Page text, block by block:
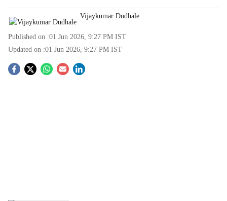
Vijaykumar Dudhale
Published on :01 Jun 2026, 9:27 PM IST
Updated on :01 Jun 2026, 9:27 PM IST
S